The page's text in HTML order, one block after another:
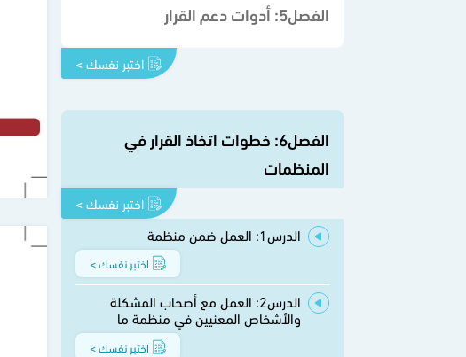
الفصل5: أدوات دعم القرار
اختبر نفسك >
الفصل6: خطوات اتخاذ القرار في
المنظمات
اختبر نفسك >
الدرس1: العمل ضمن منظمة
اختبر نفسك >
الدرس2: العمل مع أصحاب المشكلة
والأشخاص المعنيين في منظمة ما
اختبر نفسك >